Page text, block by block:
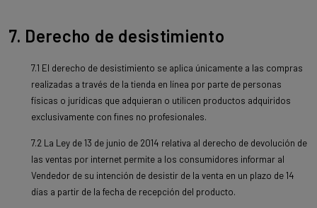
7. Derecho de desistimiento
7.1 El derecho de desistimiento se aplica únicamente a las compras
realizadas a través de la tienda en línea por parte de personas
físicas o jurídicas que adquieran o utilicen productos adquiridos
exclusivamente con fines no profesionales.
7.2 La Ley de 13 de junio de 2014 relativa al derecho de devolución de
las ventas por internet permite a los consumidores informar al
Vendedor de su intención de desistir de la venta en un plazo de 14
días a partir de la fecha de recepción del producto.